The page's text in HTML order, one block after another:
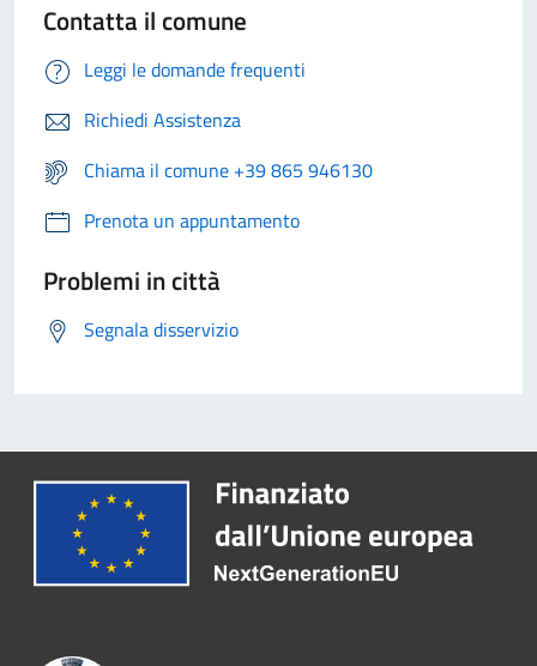
Contatta il comune
Leggi le domande frequenti
Richiedi Assistenza
Chiama il comune +39 865 946130
Prenota un appuntamento
Problemi in città
Segnala disservizio